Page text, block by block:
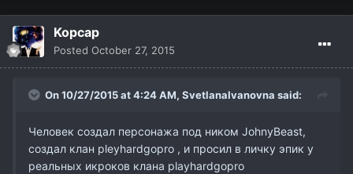
Kopcap
Posted October 27, 2015
On 10/27/2015 at 4:24 AM, SvetlanaIvanovna said:
Человек создал персонажа под ником JohnyBeast,
создал клан pleyhardgopro , и просил в личку эпик у
реальных икроков клана playhardgopro